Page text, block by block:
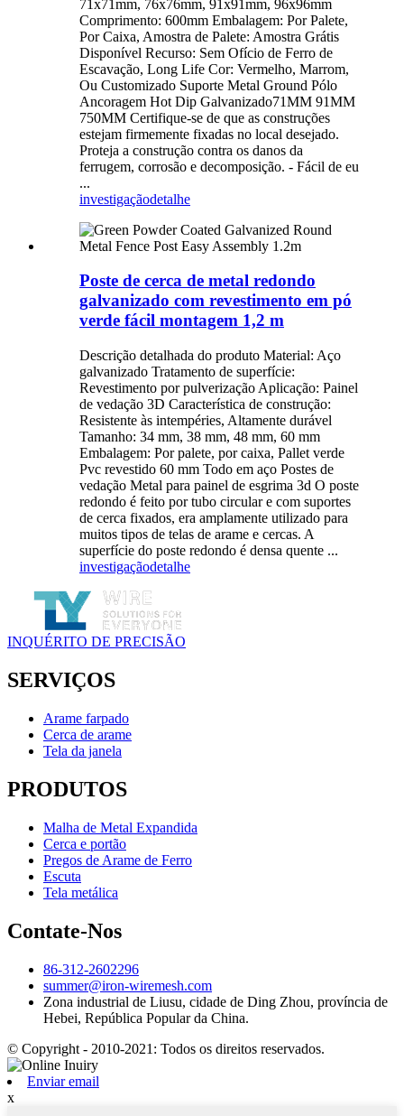
71x71mm, 76x76mm, 91x91mm, 96x96mm
Comprimento: 600mm Embalagem: Por Palete,
Por Caixa, Amostra de Palete: Amostra Grátis
Disponível Recurso: Sem Ofício de Ferro de
Escavação, Long Life Cor: Vermelho, Marrom,
Ou Customizado Suporte Metal Ground Pólo
Ancoragem Hot Dip Galvanizado71MM 91MM
750MM Certifique-se de que as construções
estejam firmemente fixadas no local desejado.
Proteja a construção contra os danos da
ferrugem, corrosão e decomposição. - Fácil de eu
...
investigaçãodetalhe
Poste de cerca de metal redondo
galvanizado com revestimento em pó
verde fácil montagem 1,2 m
Descrição detalhada do produto Material: Aço
galvanizado Tratamento de superfície:
Revestimento por pulverização Aplicação: Painel
de vedação 3D Característica de construção:
Resistente às intempéries, Altamente durável
Tamanho: 34 mm, 38 mm, 48 mm, 60 mm
Embalagem: Por palete, por caixa, Pallet verde
Pvc revestido 60 mm Todo em aço Postes de
vedação Metal para painel de esgrima 3d O poste
redondo é feito por tubo circular e com suportes
de cerca fixados, era amplamente utilizado para
muitos tipos de telas de arame e cercas. A
superfície do poste redondo é densa quente ...
investigaçãodetalhe
INQUÉRITO DE PRECISÃO
SERVIÇOS
Arame farpado
Cerca de arame
Tela da janela
PRODUTOS
Malha de Metal Expandida
Cerca e portão
Pregos de Arame de Ferro
Escuta
Tela metálica
Contate-Nos
86-312-2602296
summer@iron-wiremesh.com
Zona industrial de Liusu, cidade de Ding Zhou, província de
Hebei, República Popular da China.
© Copyright - 2010-2021: Todos os direitos reservados.
Enviar email
x